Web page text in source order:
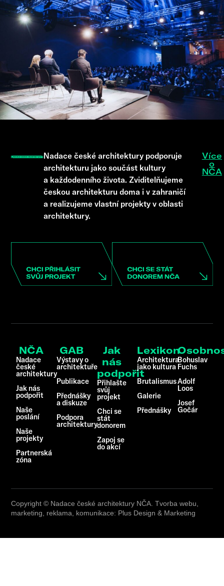
Nadace české architektury podporuje
architekturu jako součást kultury
a každodenního života. Zviditelňujeme
českou architekturu doma i v zahraničí
a realizujeme vlastní projekty v oblasti
architektury.
Více
o
NČA
NČA
Nadace
české
architektury
Jak nás
podpořit
Naše
poslání
Naše
projekty
Partnerská
zóna
GAB
Výstavy o
architektuře
Publikace
Přednášky
a diskuze
Podpora
architektury
Jak
nás
podpořit
Přihlašte
svůj
projekt
Chci se
stát
donorem
Zapoj se
do akcí
Lexikon
Architektura
jako kultura
Brutalismus
Galerie
Přednášky
Bohuslav
Fuchs
Adolf
Loos
Josef
Gočár
Copyright © Nadace české architektury NČA. Tvorba webu,
marketing, reklama, komunikace: Plus Design & Marketing